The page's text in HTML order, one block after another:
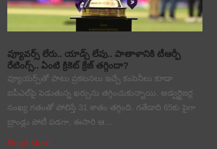
వ్యూవర్స్ లేరు.. యాడ్స్ లేవు.. పాతాళానికి టీఆర్పీ
రేటింగ్స్.. ఏంటి క్రికెట్ క్రేజ్ తగ్గిందా?
వ్యూయర్స్‌తో పాటు ప్రకటనలు ఇచ్చే కంపెనీలు కూడా
ఐపీఎల్‌పై పెడుతున్న ఖర్చును తగ్గించుకున్నాయి. అడ్వర్టైజర్ల
సంఖ్య గతంతో పోలిస్తే 31 శాతం తగ్గింది. గతేడాది 65కు పైగా
బ్రాండ్లు పోటీ పడగా, ఈసారి ఆ…
Read More